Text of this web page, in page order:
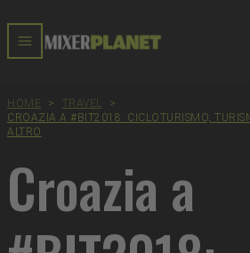
HOME > TRAVEL
>
CROAZIA A #BIT2018: CICLOTURISMO,
ALTRO
Croazia a